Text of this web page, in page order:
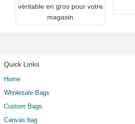
véritable en gros pour votre
magasin
Quick Links
Home
Wholesale Bags
Custom Bags
Canvas bag